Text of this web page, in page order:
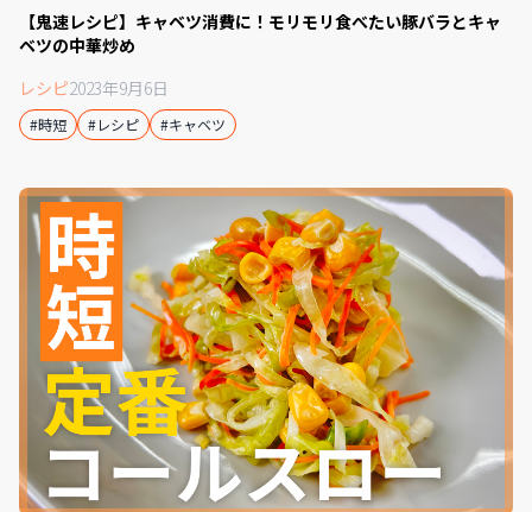
【鬼速レシピ】キャベツ消費に！モリモリ食べたい豚バラとキャ
ベツの中華炒め
レシピ2023年9月6日
#時短 #レシピ #キャベツ